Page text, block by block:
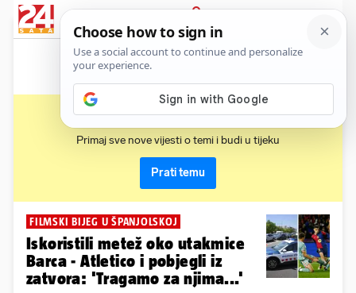
PRIJAVA
News
primera
Primaj sve nove vijesti o temi i budi u tijeku
Prati temu
FILMSKI BIJEG U ŠPANJOLSKOJ
Iskoristili metež oko utakmice
Barca - Atletico i pobjegli iz
zatvora: 'Tragamo za njima...'